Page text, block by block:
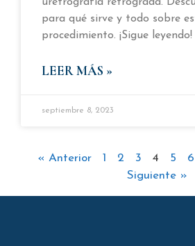
para qué sirve y todo sobre
procedimiento. ¡Sigue leyendo!
LEER MÁS »
septiembre 8, 2023
« Anterior 1 2 3 4 5 6
Siguiente »